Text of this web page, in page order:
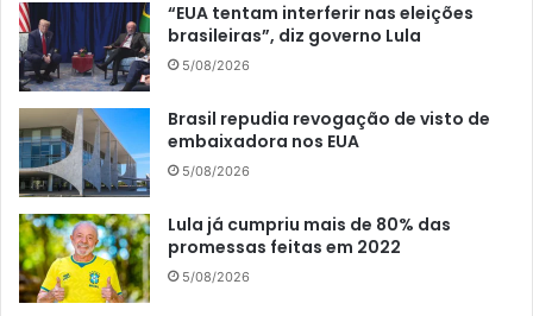
“EUA tentam interferir nas eleições
brasileiras”, diz governo Lula
5/08/2026
Brasil repudia revogação de visto de
embaixadora nos EUA
5/08/2026
Lula já cumpriu mais de 80% das
promessas feitas em 2022
5/08/2026